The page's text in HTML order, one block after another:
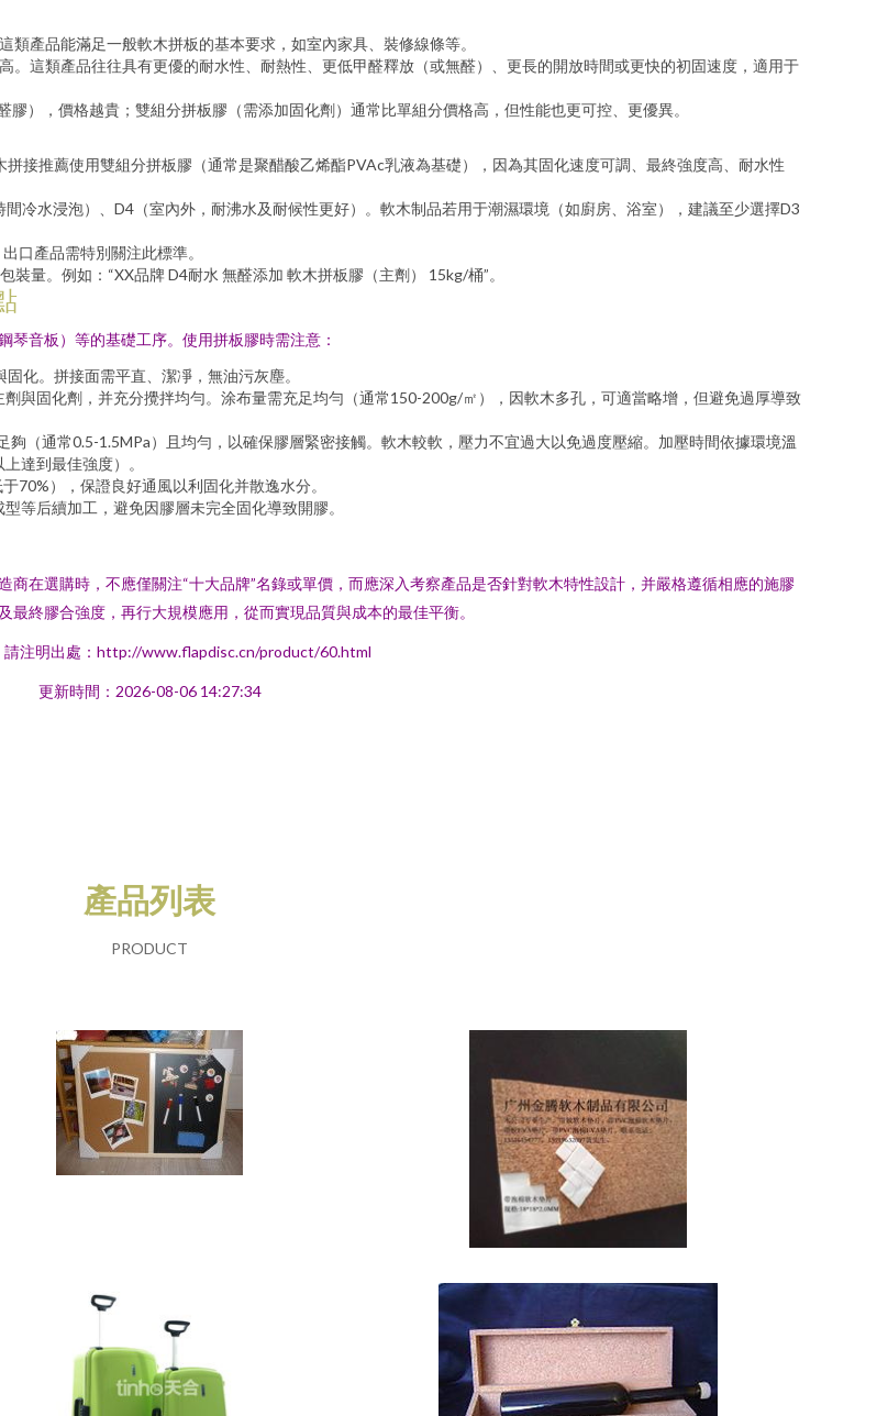
類產品能滿足一般軟木拼板的基本要求，如室內家具、裝修線條等。
。這類產品往往具有更優的耐水性、耐熱性、更低甲醛釋放（或無醛）、更長的開放時間或更快的初固速度，適用于
），價格越貴；雙組分拼板膠（需添加固化劑）通常比單組分價格高，但性能也更可控、更優異。
接推薦使用雙組分拼板膠（通常是聚醋酸乙烯酯PVAc乳液為基礎），因為其固化速度可調、最終強度高、耐水性
冷水浸泡）、D4（室內外，耐沸水及耐候性更好）。軟木制品若用于潮濕環境（如廚房、浴室），建議至少選擇D3
口產品需特別關注此標準。
裝量。例如：“XX品牌 D4耐水 無醛添加 軟木拼板膠（主劑） 15kg/桶”。
音板）等的基礎工序。使用拼板膠時需注意：
化。拼接面需平直、潔凈，無油污灰塵。
與固化劑，并充分攪拌均勻。涂布量需充足均勻（通常150-200g/㎡），因軟木多孔，可適當略增，但避免過厚導致
夠（通常0.5-1.5MPa）且均勻，以確保膠層緊密接觸。軟木較軟，壓力不宜過大以免過度壓縮。加壓時間依據環境溫
達到最佳強度）。
70%），保證良好通風以利固化并散逸水分。
等后續加工，避免因膠層未完全固化導致開膠。
在選購時，不應僅關注“十大品牌”名錄或單價，而應深入考察產品是否針對軟木特性設計，并嚴格遵循相應的施膠
終膠合強度，再行大規模應用，從而實現品質與成本的最佳平衡。
請注明出處：http://www.flapdisc.cn/product/60.html
更新時間：2026-08-06 14:27:34
產品列表
PRODUCT